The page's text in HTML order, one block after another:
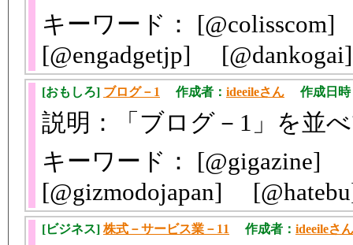
キーワード：
[@engadgetjp]
[おもしろ] ブログ－1 作成者： ideeileさん 作成日時
説明：「ブログ－1」を並
キーワード：
[@gizmodojapan]
[ビジネス] 株式－サービス業－11 作成者： ideeileさん